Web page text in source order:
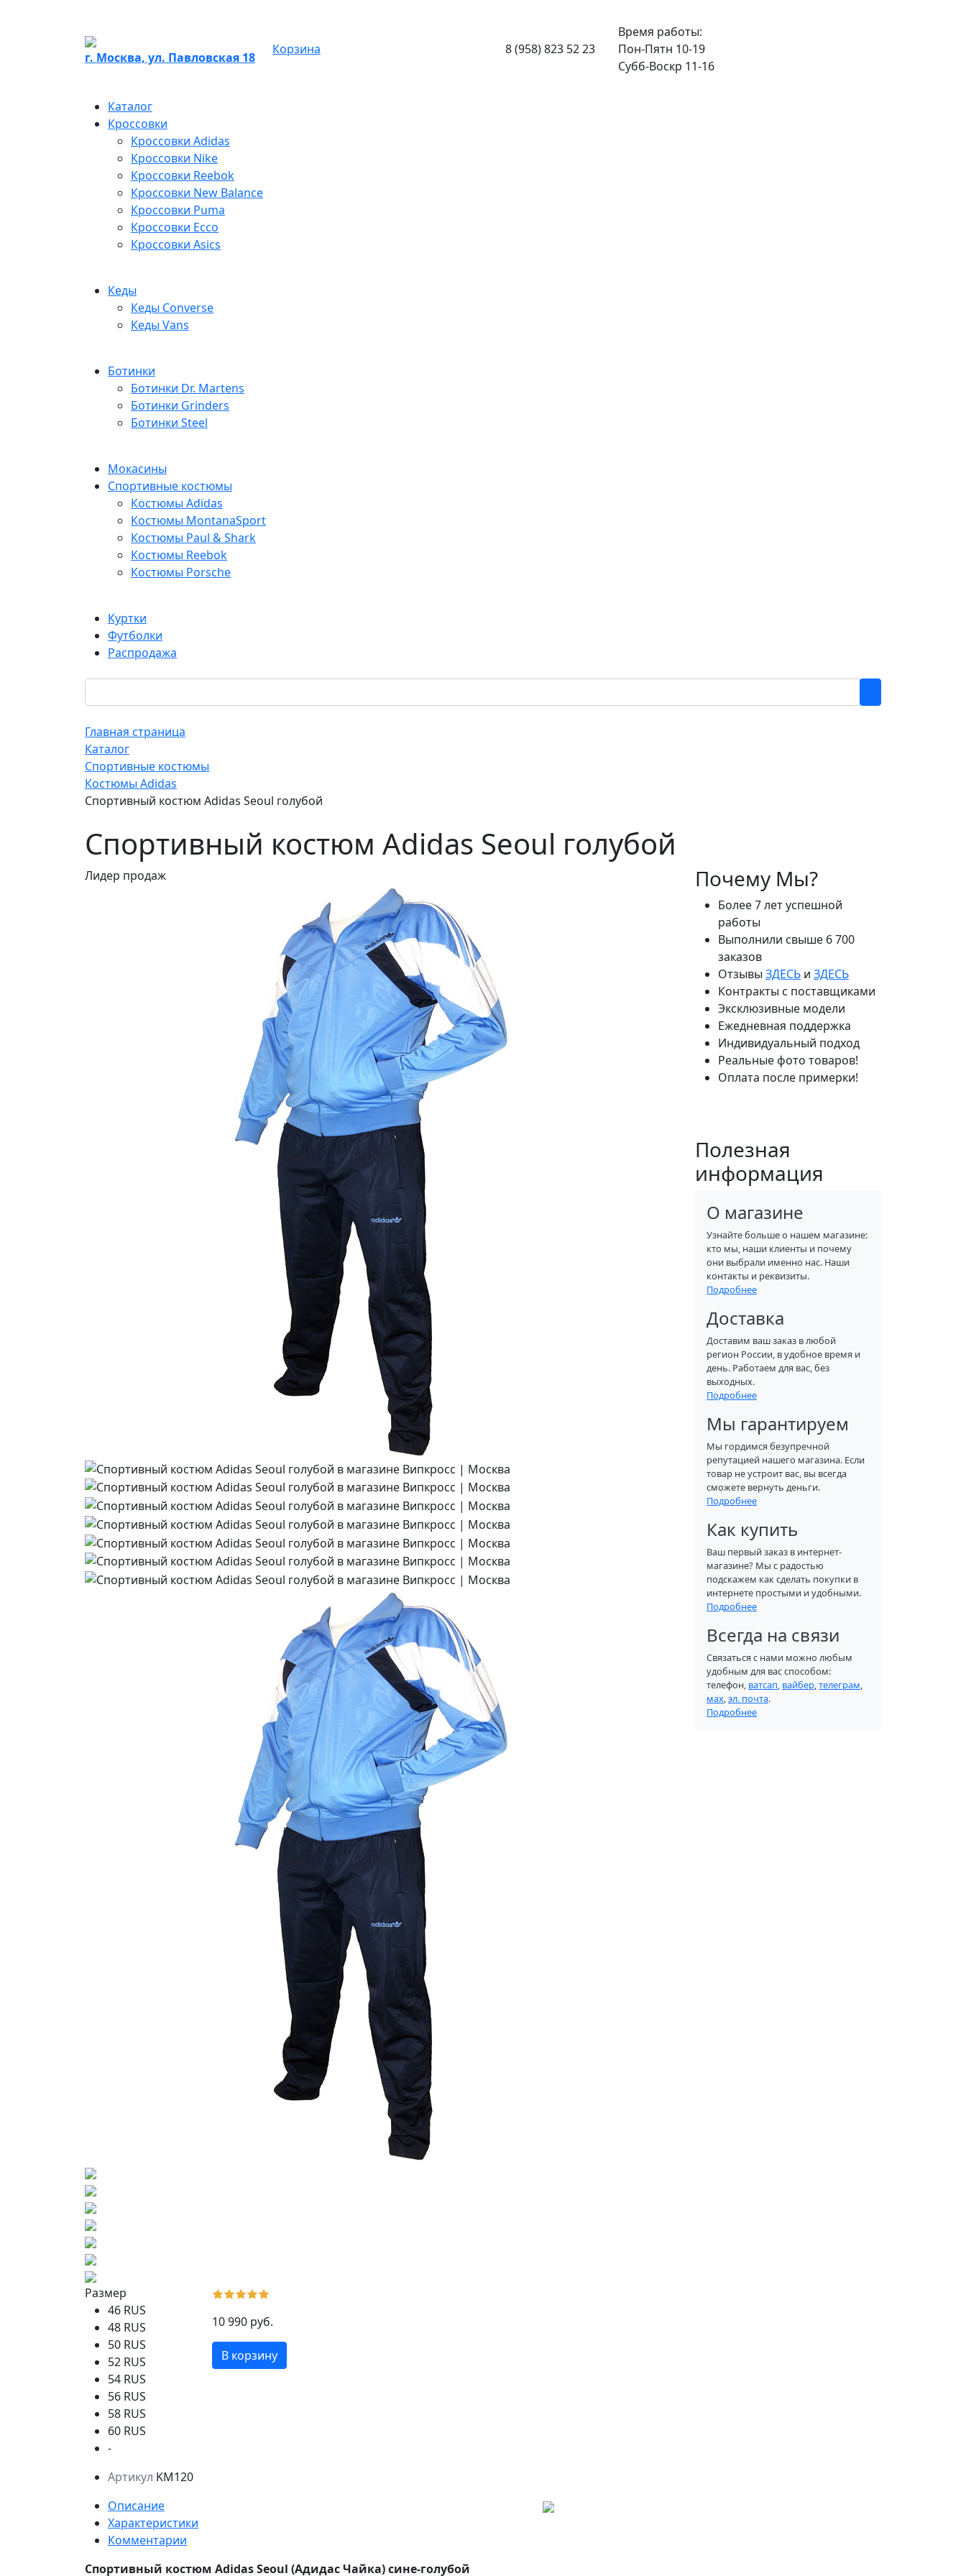
г. Москва, ул. Павловская 18
Корзина 8 (958) 823 52 23
Время работы:
Пон-Пятн 10-19
Субб-Воскр 11-16
Каталог
Кроссовки
Кроссовки Adidas
Кроссовки Nike
Кроссовки Reebok
Кроссовки New Balance
Кроссовки Puma
Кроссовки Ecco
Кроссовки Asics
Кеды
Кеды Converse
Кеды Vans
Ботинки
Ботинки Dr. Martens
Ботинки Grinders
Ботинки Steel
Мокасины
Спортивные костюмы
Костюмы Adidas
Костюмы MontanaSport
Костюмы Paul & Shark
Костюмы Reebok
Костюмы Porsche
Куртки
Футболки
Распродажа
Главная страница
Каталог
Спортивные костюмы
Костюмы Adidas
Спортивный костюм Adidas Seoul голубой
Спортивный костюм Adidas Seoul голубой
Лидер продаж
Размер
46 RUS
48 RUS
50 RUS
52 RUS
54 RUS
56 RUS
58 RUS
60 RUS
-
Артикул KM120
10 990 руб.
В корзину
Описание
Характеристики
Комментарии
Спортивный костюм Adidas Seoul (Адидас Чайка) сине-голубой
Почему Мы?
Более 7 лет успешной
работы
Выполнили свыше 6 700
заказов
Отзывы ЗДЕСЬ и ЗДЕСЬ
Контракты с поставщиками
Эксклюзивные модели
Ежедневная поддержка
Индивидуальный подход
Реальные фото товаров!
Оплата после примерки!
Полезная
информация
О магазине
Узнайте больше о нашем магазине:
кто мы, наши клиенты и почему
они выбрали именно нас. Наши
контакты и реквизиты.
Подробнее
Доставка
Доставим ваш заказ в любой
регион России, в удобное время и
день. Работаем для вас, без
выходных.
Подробнее
Мы гарантируем
Мы гордимся безупречной
репутацией нашего магазина. Если
товар не устроит вас, вы всегда
сможете вернуть деньги.
Подробнее
Как купить
Ваш первый заказ в интернет-
магазине? Мы с радостью
подскажем как сделать покупки в
интернете простыми и удобными.
Подробнее
Всегда на связи
Связаться с нами можно любым
удобным для вас способом:
телефон, ватсап, вайбер,телеграм,
мах,эл. почта.
Подробнее